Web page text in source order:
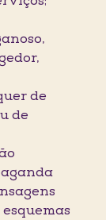
de
de